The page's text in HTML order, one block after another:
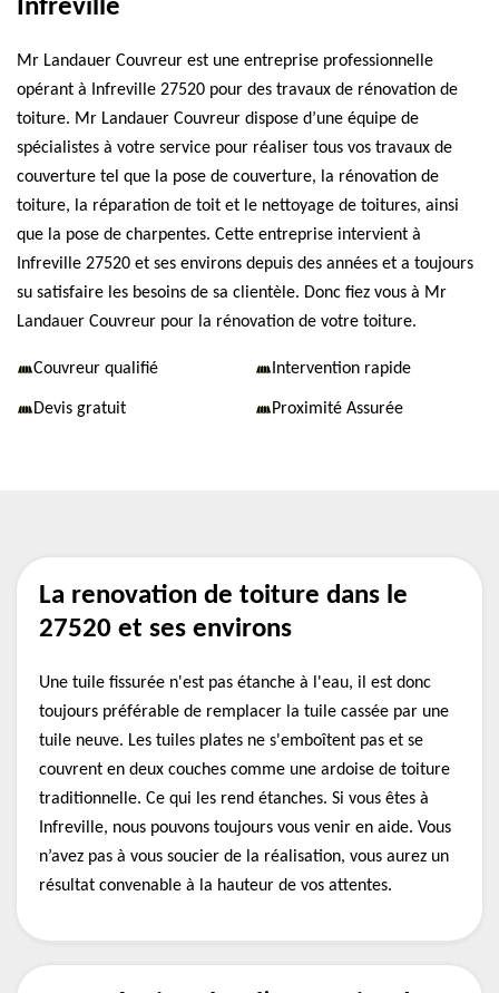
Infreville
Mr Landauer Couvreur est une entreprise professionnelle
opérant à Infreville 27520 pour des travaux de rénovation de
toiture. Mr Landauer Couvreur dispose d’une équipe de
spécialistes à votre service pour réaliser tous vos travaux de
couverture tel que la pose de couverture, la rénovation de
toiture, la réparation de toit et le nettoyage de toitures, ainsi
que la pose de charpentes. Cette entreprise intervient à
Infreville 27520 et ses environs depuis des années et a toujours
su satisfaire les besoins de sa clientèle. Donc fiez vous à Mr
Landauer Couvreur pour la rénovation de votre toiture.
Couvreur qualifié Intervention rapide
Devis gratuit Proximité Assurée
La renovation de toiture dans le
27520 et ses environs
Une tuile fissurée n'est pas étanche à l'eau, il est donc
toujours préférable de remplacer la tuile cassée par une
tuile neuve. Les tuiles plates ne s'emboîtent pas et se
couvrent en deux couches comme une ardoise de toiture
traditionnelle. Ce qui les rend étanches. Si vous êtes à
Infreville, nous pouvons toujours vous venir en aide. Vous
n’avez pas à vous soucier de la réalisation, vous aurez un
résultat convenable à la hauteur de vos attentes.